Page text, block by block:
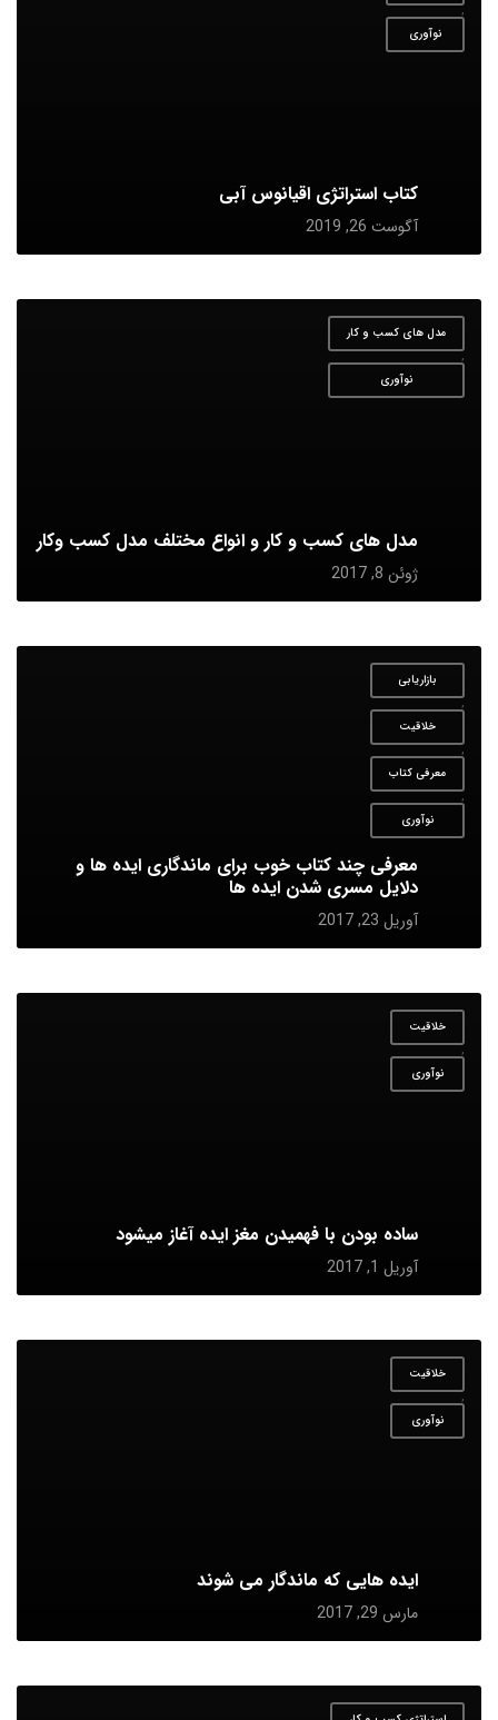
,
نوآوری
کتاب استراتژی اقیانوس آبی
آگوست 26, 2019
مدل های کسب و کار
,
نوآوری
مدل های کسب و کار و انواع مختلف مدل کسب وکار
ژوئن 8, 2017
بازاریابی
,
خلاقیت
,
معرفی کتاب
,
نوآوری
معرفی چند کتاب خوب برای ماندگاری ایده ها و
دلایل مسری شدن ایده ها
آوریل 23, 2017
خلاقیت
,
نوآوری
ساده بودن با فهمیدن مغز ایده آغاز میشود
آوریل 1, 2017
خلاقیت
,
نوآوری
ایده هایی که ماندگار می شوند
مارس 29, 2017